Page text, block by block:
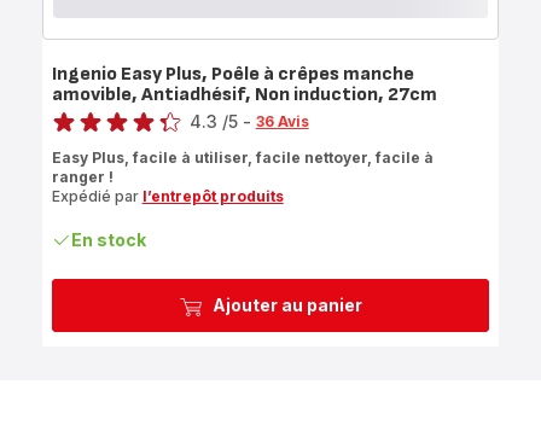
Ajouter au panier
Ingenio Easy Plus, Poêle à crêpes manche
amovible, Antiadhésif, Non induction, 27cm
Note
4.3 /5 - 36 Avis
Easy Plus, facile à utiliser, facile nettoyer, facile à
ranger !
Expédié par l’entrepôt produits
En stock